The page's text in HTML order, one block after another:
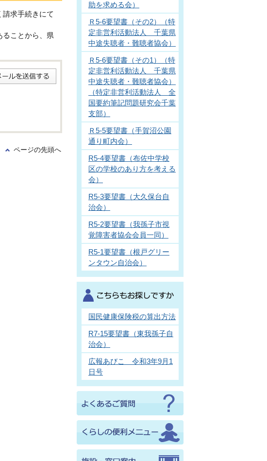
求手続きにて
ることから、県
ページの先頭へ
助を求める会）
Ｒ5-6要望書（その2）（特
定非営利活動法人 千葉県
中途失聴者・難聴者協会）
Ｒ5-6要望書（その1）（特
定非営利活動法人 千葉県
中途失聴者・難聴者協会）
（特定非営利活動法人 全
国要約筆記問題研究会千葉
支部）
Ｒ5-5要望書（手賀沼公園
通り町内会）
R5-4要望書（布佐中学校
区の学校のあり方を考える
会）
R5-3要望書（大久保台自
治会）
R5-2要望書（我孫子市視
覚障害者協会会員一同）
R5-1要望書（根戸グリー
ンタウン自治会）
国民健康保険税の算出方法
R7-15要望書（東我孫子自
治会）
広報あびこ 令和3年9月1
日号